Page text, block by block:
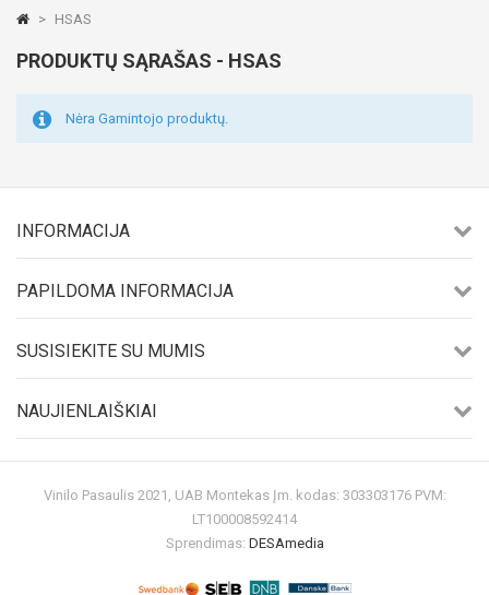
> HSAS
PRODUKTŲ SĄRAŠAS - HSAS
Nėra Gamintojo produktų.
INFORMACIJA
PAPILDOMA INFORMACIJA
SUSISIEKITE SU MUMIS
NAUJIENLAIŠKIAI
Vinilo Pasaulis 2021, UAB Montekas Įm. kodas: 303303176 PVM:
LT100008592414
Sprendimas: DESAmedia